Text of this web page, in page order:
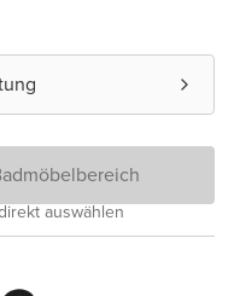
auswählen